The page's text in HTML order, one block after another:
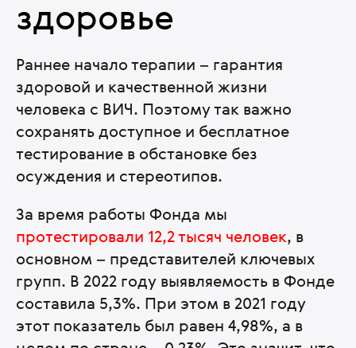
здоровье
Раннее начало терапии – гарантия
здоровой и качественной жизни
человека с ВИЧ. Поэтому так важно
сохранять доступное и бесплатное
тестирование в обстановке без
осуждения и стереотипов.
За время работы Фонда мы
протестировали 12,2 тысяч человек, в
основном – представителей ключевых
групп. В 2022 году выявляемость в Фонде
составила 5,3%. При этом в 2021 году
этот показатель был равен 4,98%, а в